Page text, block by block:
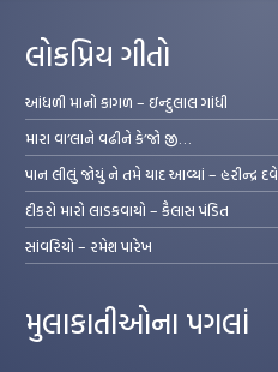
લોકપ્રિય ગીતો
આંધળી માનો કાગળ – ઇન્દુલાલ ગાંધી
મારા વા’લાને વઢીને કે’જો જી…
પાન લીલું જોયું ને તમે યાદ આવ્યાં – હરીન્દ્ર દવે
દીકરો મારો લાડકવાયો – કૈલાસ પંડિત
સાંવરિયો – રમેશ પારેખ
મુલાકાતીઓના પગલાં